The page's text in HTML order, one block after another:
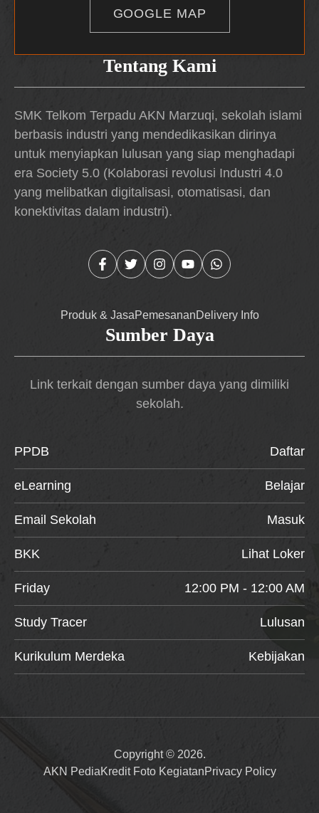
Tentang Kami
SMK Telkom Terpadu AKN Marzuqi, sekolah islami
berbasis industri yang mendedikasikan dirinya
untuk menyiapkan lulusan yang siap menghadapi
era Society 5.0 (Kolaborasi revolusi Industri 4.0
yang melibatkan digitalisasi, otomatisasi, dan
konektivitas dalam industri).
Produk & JasaPemesananDelivery Info
GOOGLE MAP
Sumber Daya
Link terkait dengan sumber daya yang dimiliki
sekolah.
PPDB Daftar
eLearning Belajar
Email Sekolah Masuk
BKK Lihat Loker
Friday 12:00 PM - 12:00 AM
Study Tracer Lulusan
Kurikulum Merdeka Kebijakan
Copyright © 2026.
AKN PediaKredit Foto KegiatanPrivacy Policy